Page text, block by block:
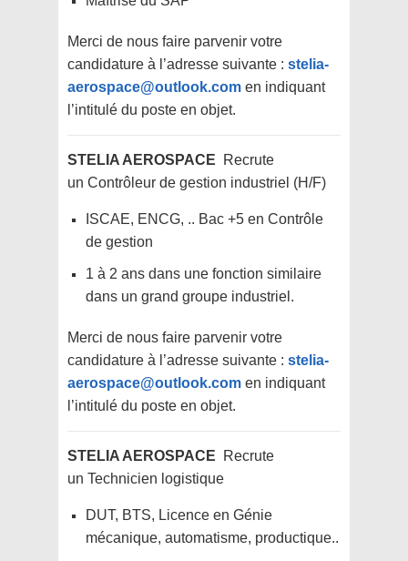
Merci de nous faire parvenir votre
candidature à l’adresse suivante : stelia-
aerospace@outlook.com en indiquant
l’intitulé du poste en objet.
STELIA AEROSPACE
Recrute
un Contrôleur de gestion industriel (H/F)
ISCAE, ENCG, .. Bac +5 en Contrôle
de gestion
1 à 2 ans dans une fonction similaire
dans un grand groupe industriel.
Merci de nous faire parvenir votre
candidature à l’adresse suivante : stelia-
aerospace@outlook.com en indiquant
l’intitulé du poste en objet.
STELIA AEROSPACE
Recrute
un Technicien logistique
DUT, BTS, Licence en Génie
mécanique, automatisme, productique..